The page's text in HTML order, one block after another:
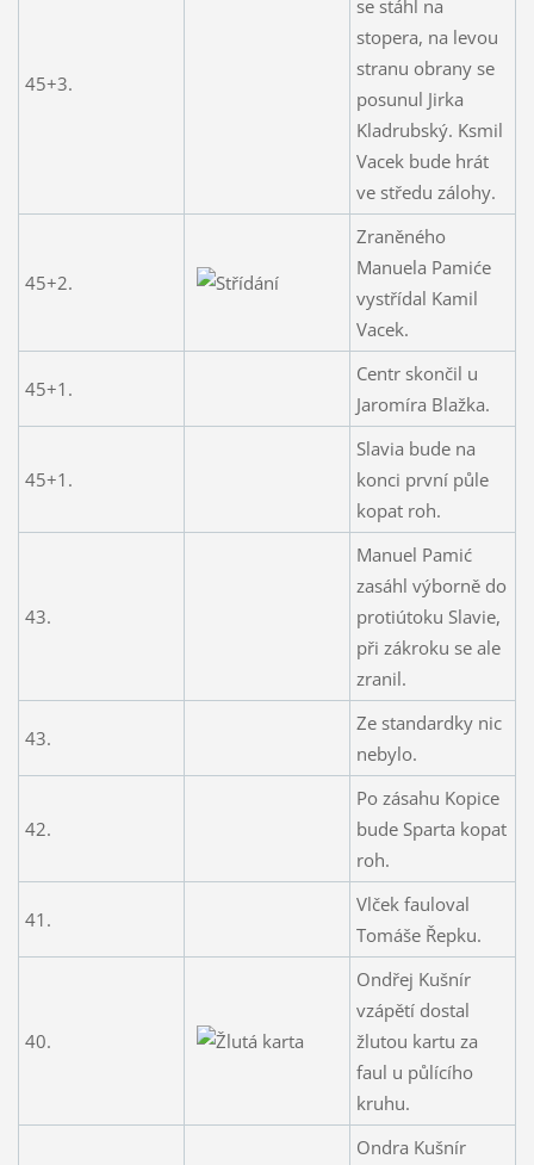
45+3.
se stáhl na
stopera, na levou
stranu obrany se
posunul Jirka
Kladrubský. Ksmil
Vacek bude hrát
ve středu zálohy.
45+2.
Zraněného
Manuela Pamiće
vystřídal Kamil
Vacek.
45+1.
Centr skončil u
Jaromíra Blažka.
45+1.
Slavia bude na
konci první půle
kopat roh.
43.
Manuel Pamić
zasáhl výborně do
protiútoku Slavie,
při zákroku se ale
zranil.
43.
Ze standardky nic
nebylo.
42.
Po zásahu Kopice
bude Sparta kopat
roh.
41.
Vlček fauloval
Tomáše Řepku.
40.
Ondřej Kušnír
vzápětí dostal
žlutou kartu za
faul u půlícího
kruhu.
Ondra Kušnír